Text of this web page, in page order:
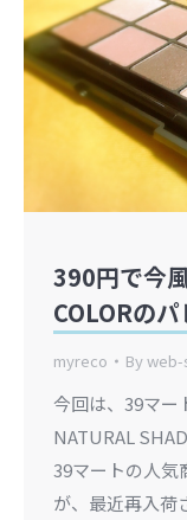
390円で今
COLORの
myreco By
今回は、39マー
NATURAL
39マートの人気
が、最近再入荷